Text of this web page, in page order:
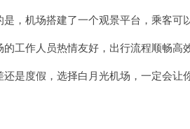
机场搭建了一个观景平台，乘客可
作人员热情友好，出行流程顺畅高效
度假，选择白月光机场，一定会让你